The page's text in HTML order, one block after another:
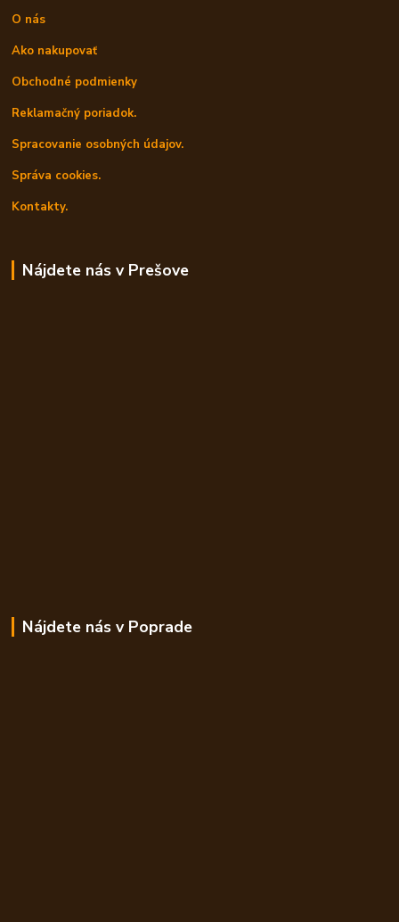
O nás
Ako nakupovať
Obchodné podmienky
Reklamačný poriadok.
Spracovanie osobných údajov.
Správa cookies.
Kontakty.
Nájdete nás v Prešove
Nájdete nás v Poprade